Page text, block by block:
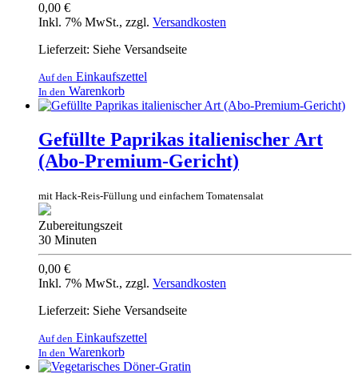
0,00 €
Inkl. 7% MwSt., zzgl. Versandkosten
Lieferzeit: Siehe Versandseite
Auf den Einkaufszettel
In den Warenkorb
Gefüllte Paprikas italienischer Art
(Abo-Premium-Gericht)
mit Hack-Reis-Füllung und einfachem Tomatensalat
Zubereitungszeit
30 Minuten
0,00 €
Inkl. 7% MwSt., zzgl. Versandkosten
Lieferzeit: Siehe Versandseite
Auf den Einkaufszettel
In den Warenkorb